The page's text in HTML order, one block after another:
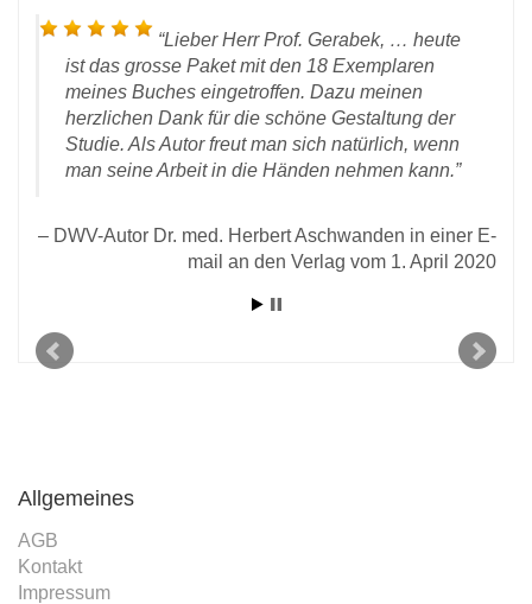
Lieber Herr Prof. Gerabek, … heute
ist das grosse Paket mit den 18 Exemplaren
meines Buches eingetroffen. Dazu meinen
herzlichen Dank für die schöne Gestaltung der
Studie. Als Autor freut man sich natürlich, wenn
man seine Arbeit in die Händen nehmen kann.
DWV-Autor Dr. med. Herbert Aschwanden in einer E-
mail an den Verlag vom 1. April 2020
Allgemeines
AGB
Kontakt
Impressum